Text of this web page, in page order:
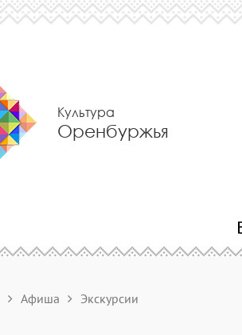
Культура
Оренбуржья
Афиша Экскурсии